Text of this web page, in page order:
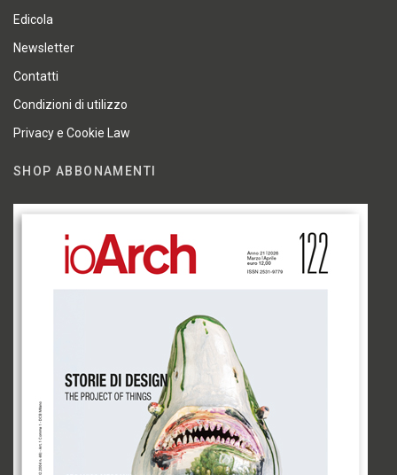
Edicola
Newsletter
Contatti
Condizioni di utilizzo
Privacy e Cookie Law
SHOP ABBONAMENTI